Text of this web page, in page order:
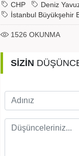
CHP Deniz
İstanbul Büyükşehir
1526 OKUNMA
SİZİN